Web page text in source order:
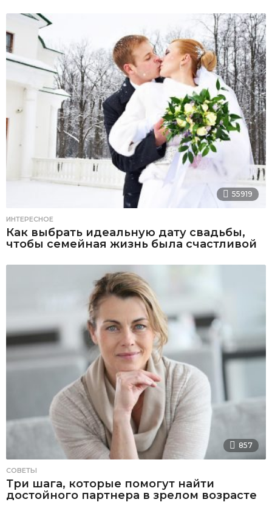
55919
ИНТЕРЕСНОЕ
Как выбрать идеальную дату свадьбы,
чтобы семейная жизнь была счастливой
857
СОВЕТЫ
Три шага, которые помогут найти
достойного партнера в зрелом возрасте